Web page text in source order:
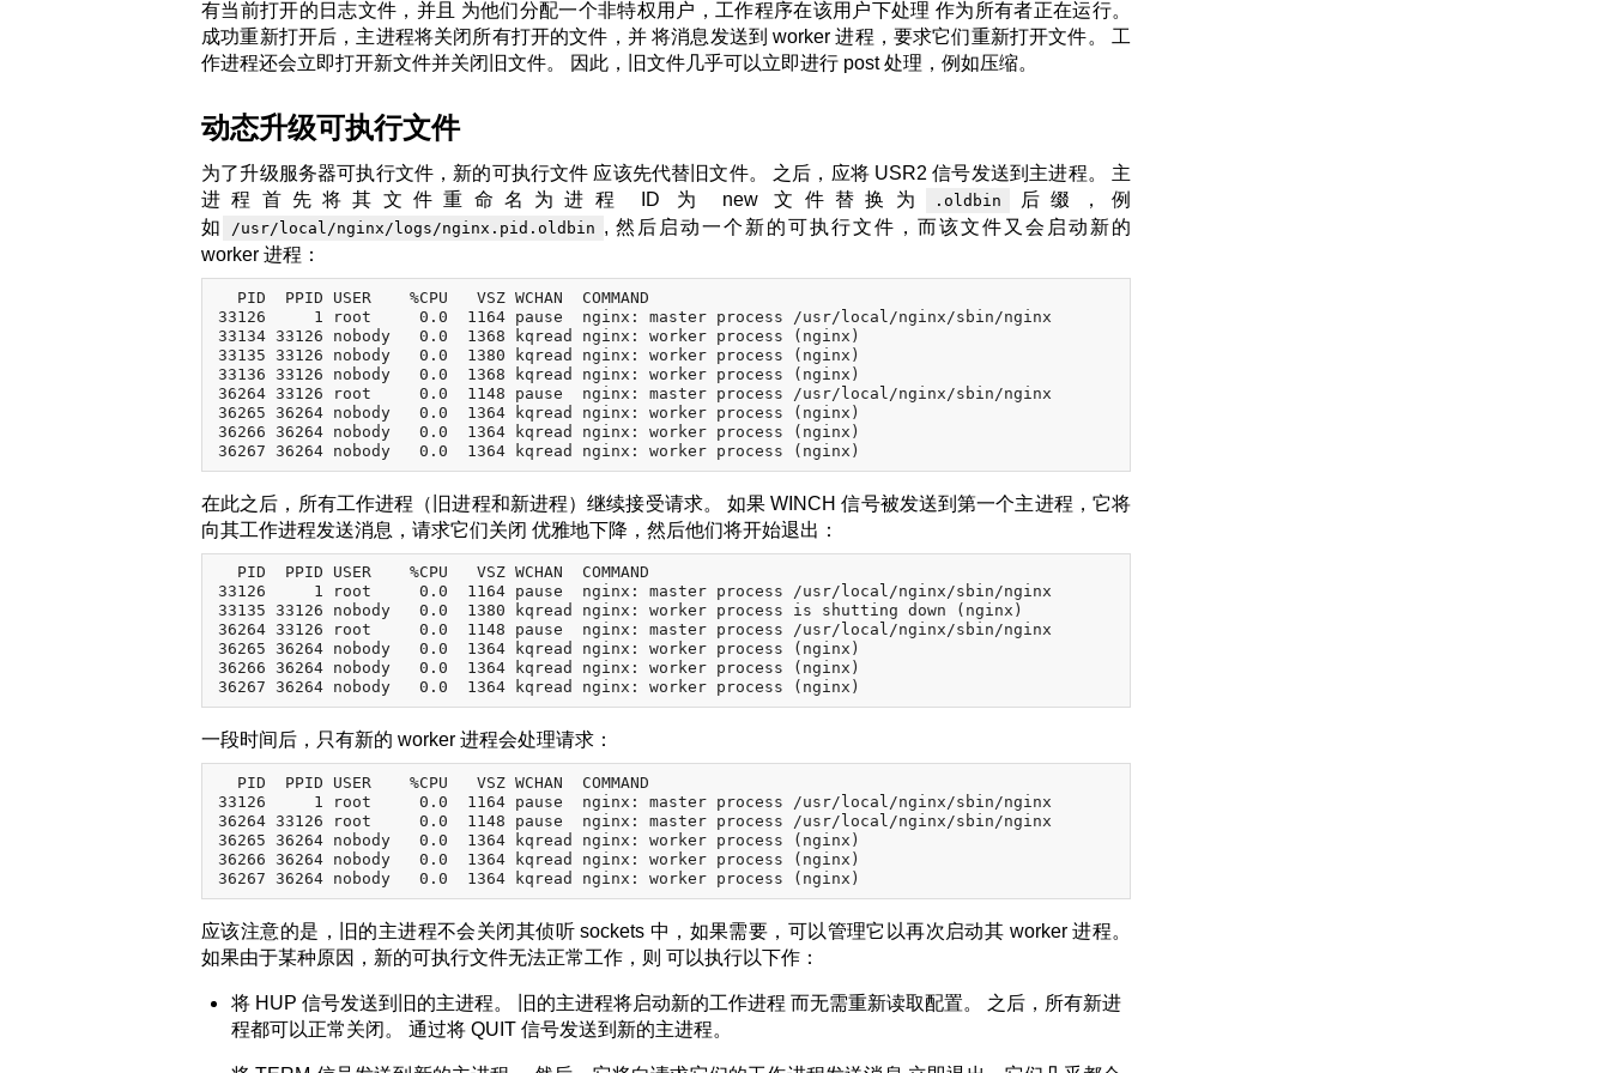
有当前打开的日志文件，并且 为他们分配一个非特权用户，工作程序在该用户下处理 作为所有者正在运行。
成功重新打开后，主进程将关闭所有打开的文件，并 将消息发送到 worker 进程，要求它们重新打开文件。 工
作进程还会立即打开新文件并关闭旧文件。 因此，旧文件几乎可以立即进行 post 处理，例如压缩。
动态升级可执行文件
为了升级服务器可执行文件，新的可执行文件 应该先代替旧文件。 之后，应将 USR2 信号发送到主进程。 主
进程首先将其文件重命名为进程 ID 为 new 文件替换为
.oldbin
后缀，例
如
/usr/local/nginx/logs/nginx.pid.oldbin , 然后启动一个新的可执行文件，而该文件又会启动新的
worker 进程：
  PID  PPID USER    %CPU   VSZ WCHAN  COMMAND
33126     1 root     0.0  1164 pause  nginx: master process /usr/local/nginx/sbin/nginx
33134 33126 nobody   0.0  1368 kqread nginx: worker process (nginx)
33135 33126 nobody   0.0  1380 kqread nginx: worker process (nginx)
33136 33126 nobody   0.0  1368 kqread nginx: worker process (nginx)
36264 33126 root     0.0  1148 pause  nginx: master process /usr/local/nginx/sbin/nginx
36265 36264 nobody   0.0  1364 kqread nginx: worker process (nginx)
36266 36264 nobody   0.0  1364 kqread nginx: worker process (nginx)
在此之后，所有工作进程（旧进程和新进程）继续接受请求。 如果 WINCH 信号被发送到第一个主进程，它将
向其工作进程发送消息，请求它们关闭 优雅地下降，然后他们将开始退出：
  PID  PPID USER    %CPU   VSZ WCHAN  COMMAND
33126     1 root     0.0  1164 pause  nginx: master process /usr/local/nginx/sbin/nginx
33135 33126 nobody   0.0  1380 kqread nginx: worker process is shutting down (nginx)
36264 33126 root     0.0  1148 pause  nginx: master process /usr/local/nginx/sbin/nginx
36265 36264 nobody   0.0  1364 kqread nginx: worker process (nginx)
36266 36264 nobody   0.0  1364 kqread nginx: worker process (nginx)
一段时间后，只有新的 worker 进程会处理请求：
  PID  PPID USER    %CPU   VSZ WCHAN  COMMAND
33126     1 root     0.0  1164 pause  nginx: master process /usr/local/nginx/sbin/nginx
36264 33126 root     0.0  1148 pause  nginx: master process /usr/local/nginx/sbin/nginx
36265 36264 nobody   0.0  1364 kqread nginx: worker process (nginx)
36266 36264 nobody   0.0  1364 kqread nginx: worker process (nginx)
应该注意的是，旧的主进程不会关闭其侦听 sockets 中，如果需要，可以管理它以再次启动其 worker 进程。
如果由于某种原因，新的可执行文件无法正常工作，则 可以执行以下作：
将 HUP 信号发送到旧的主进程。 旧的主进程将启动新的工作进程 而无需重新读取配置。 之后，所有新进
程都可以正常关闭。 通过将 QUIT 信号发送到新的主进程。